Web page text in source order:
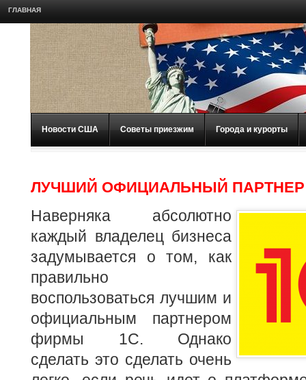
ГЛАВНАЯ
Новости США Советы приезжим Города и курорты
ЛУЧШИЙ ОФИЦИАЛЬНЫЙ
Наверняка абсолютно
каждый владелец бизнеса
задумывается о том, как
правильно
воспользоваться лучшим и
официальным партнером
фирмы 1С. Однако
сделать это сделать очень